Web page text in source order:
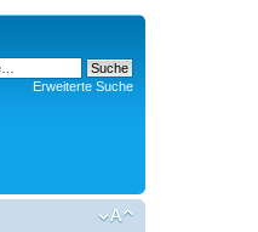
Erweiterte Suche